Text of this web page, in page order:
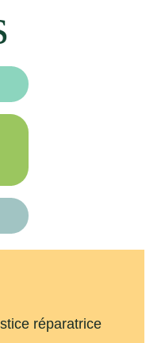
réparatrice